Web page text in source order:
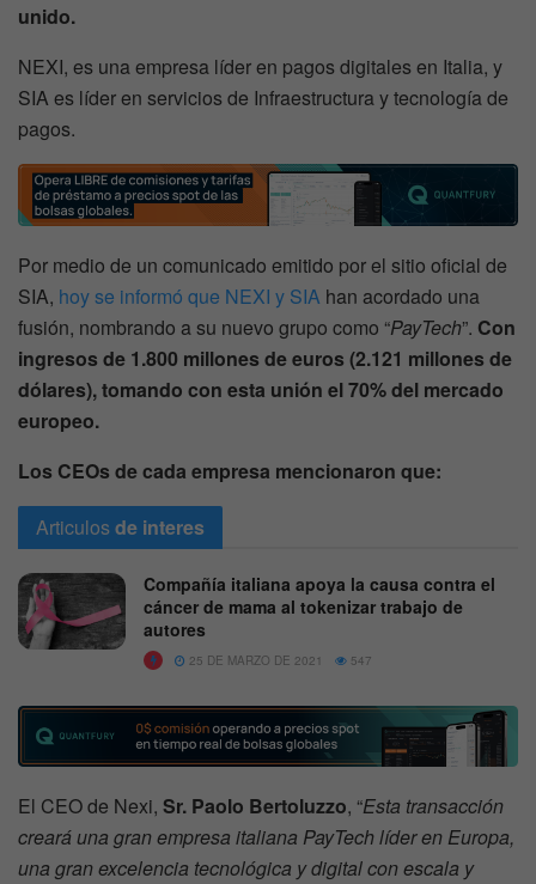
unido.
NEXI, es una empresa líder en pagos digitales en Italia, y
SIA es líder en servicios de Infraestructura y tecnología de
pagos.
Por medio de un comunicado emitido por el sitio oficial de
SIA, hoy se informó que NEXI y SIA han acordado una
fusión, nombrando a su nuevo grupo como “PayTech”. Con
ingresos de 1.800 millones de euros (2.121 millones de
dólares), tomando con esta unión el 70% del mercado
europeo.
Los CEOs de cada empresa mencionaron que:
Articulosde interes
Compañía italiana apoya la causa contra el
cáncer de mama al tokenizar trabajo de
autores
25 DE MARZO DE 2021 547
El CEO de Nexi, Sr. Paolo Bertoluzzo, “Esta transacción
creará una gran empresa italiana PayTech líder en Europa,
una gran excelencia tecnológica y digital con escala y